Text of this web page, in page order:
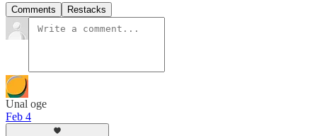
Comments Restacks
Unal oge
Feb 4